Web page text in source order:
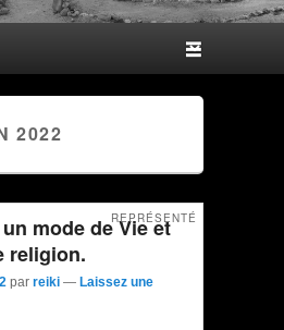
2022
mode de Vie et
religion.
REPRÉSENTÉ
par reiki — Laissez une